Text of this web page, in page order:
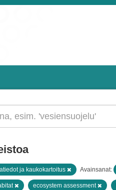
ja kaukokartoitus Avainsanat:
ecosystem assessment